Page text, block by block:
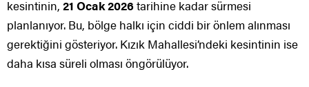
kesintinin, 21 Ocak 2026tarihine kadar sürmesi
planlanıyor. Bu, bölge halkı için ciddi bir önlem alınması
gerektiğini gösteriyor. Kızık Mahallesi’ndeki kesintinin ise
daha kısa süreli olması öngörülüyor.